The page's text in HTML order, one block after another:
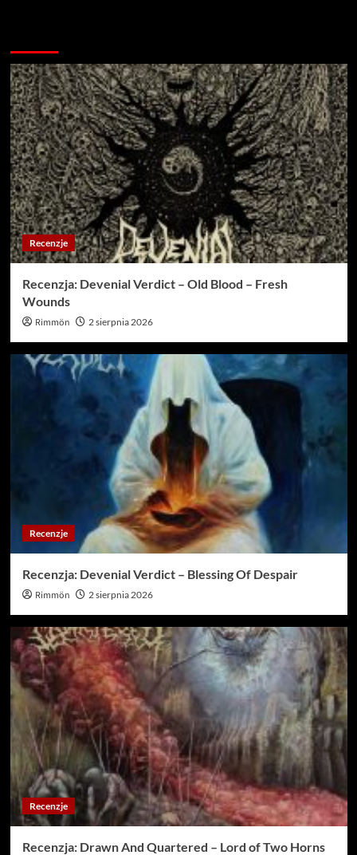
Recenzje
Recenzja: Devenial Verdict – Old Blood – Fresh
Wounds
Rimmön 2 sierpnia 2026
Recenzje
Recenzja: Devenial Verdict – Blessing Of Despair
Rimmön 2 sierpnia 2026
Recenzje
Recenzja: Drawn And Quartered – Lord of Two Horns